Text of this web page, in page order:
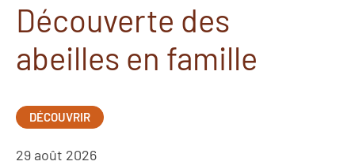
Découverte des
abeilles en famille
DÉCOUVRIR
29 août 2026